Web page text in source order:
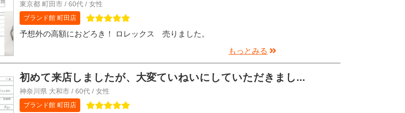
東京都 町田市 / 60代 / 女性
ブランド館 町田店
予想外の高額におどろき！ ロレックス 売りました。
もっとみる
初めて来店しましたが、大変ていねいにしていただきまし...
神奈川県 大和市 / 60代 / 女性
ブランド館 町田店